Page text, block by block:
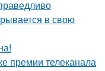
в свою
премии телеканала